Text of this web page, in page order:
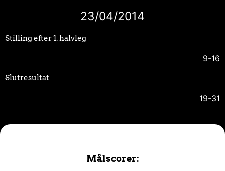
23/04/2014
Stilling efter 1. halvleg
9-16
Slutresultat
19-31
Målscorer: